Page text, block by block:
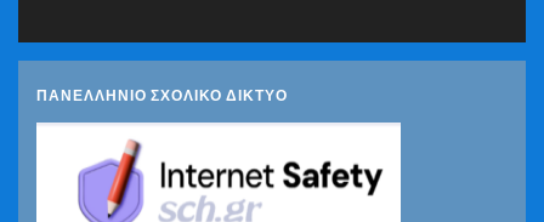
ΠΑΝΕΛΛΗΝΙΟ ΣΧΟΛΙΚΟ ΔΙΚΤΥΟ